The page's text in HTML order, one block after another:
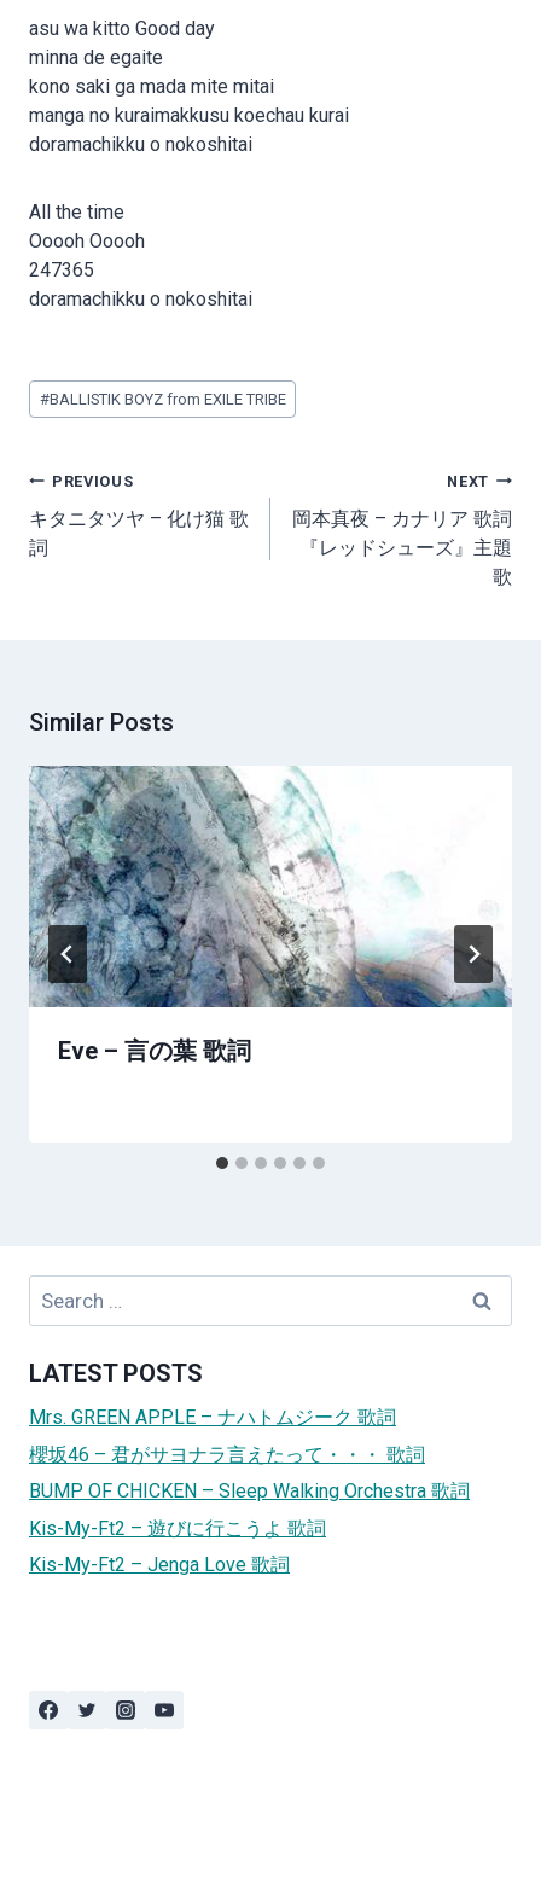
asu wa kitto Good day
minna de egaite
kono saki ga mada mite mitai
manga no kuraimakkusu koechau kurai
doramachikku o nokoshitai
All the time
Ooooh Ooooh
247365
doramachikku o nokoshitai
Post
Tags:
#BALLISTIK BOYZ from EXILE TRIBE
Post
navigation
PREVIOUS
キタニタツヤ – 化け猫 歌
詞
NEXT
岡本真夜 – カナリア 歌詞
『レッドシューズ』主題
歌
Similar Posts
Eve – 言の葉 歌詞
Search
LATEST POSTS
Mrs. GREEN APPLE – ナハトムジーク 歌詞
櫻坂46 – 君がサヨナラ言えたって・・・ 歌詞
BUMP OF CHICKEN – Sleep Walking Orchestra 歌詞
Kis-My-Ft2 – 遊びに行こうよ 歌詞
Kis-My-Ft2 – Jenga Love 歌詞